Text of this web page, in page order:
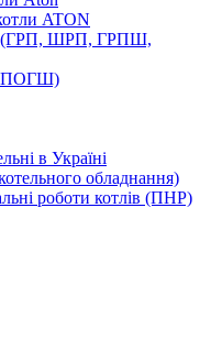
ATON
(ГРП, ШРП, ГРПШ,
ПОГШ)
в Україні
обладнання)
роботи котлів (ПНР)